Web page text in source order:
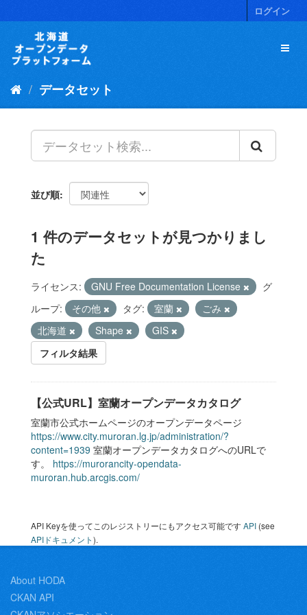
キ
ログイン
データセット
並び順
1 件のデータセットが見つかりまし
た
ライセンス: GNU Free Documentation License
グ
ループ:
その他 タグ: 室蘭
ごみ
北海道
Shape
GIS
フィルタ結果
【公式URL】室蘭オープンデータカタログ
室蘭市公式ホームページのオープンデータページ
https://www.city.muroran.lg.jp/administration/?
content=1939 室蘭オープンデータカタログへのURLで
す。 https://murorancity-opendata-
muroran.hub.arcgis.com/
API Keyを使ってこのレジストリーにもアクセス可能ですAPI (see
APIドキュメント).
About HODA
CKAN API